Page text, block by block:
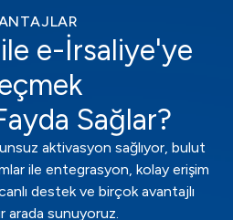
e-İrsaliye'ye
Sağlar?
aktivasyon sağlıyor, bulut
ile entegrasyon, kolay erişim
destek ve birçok avantajlı
arada sunuyoruz.